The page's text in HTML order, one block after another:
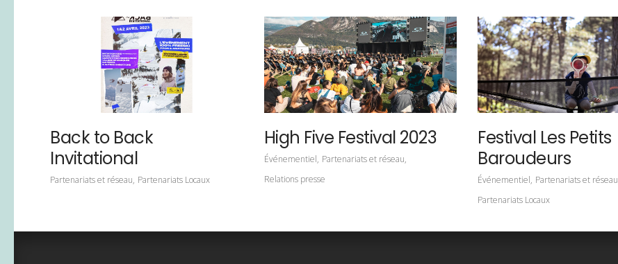
Back to Back
Invitational
Partenariats et réseau Partenariats Locaux
High Five Festival 2023
Événementiel Partenariats et réseau
Relations presse
Festival Les Petits
Baroudeurs
Événementiel Partenariats et réseau
Partenariats Locaux